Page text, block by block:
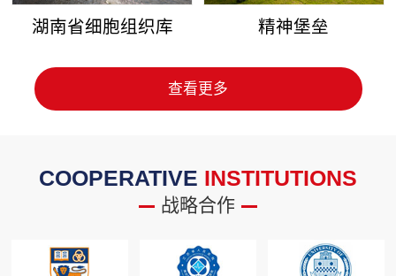
湖南省细胞组织库 精神堡垒
查看更多
COOPERATIVE INSTITUTIONS
战略合作